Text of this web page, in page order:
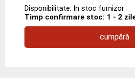
Disponibilitate: In stoc furnizor
Timp confirmare stoc: 1 - 2
cumpără